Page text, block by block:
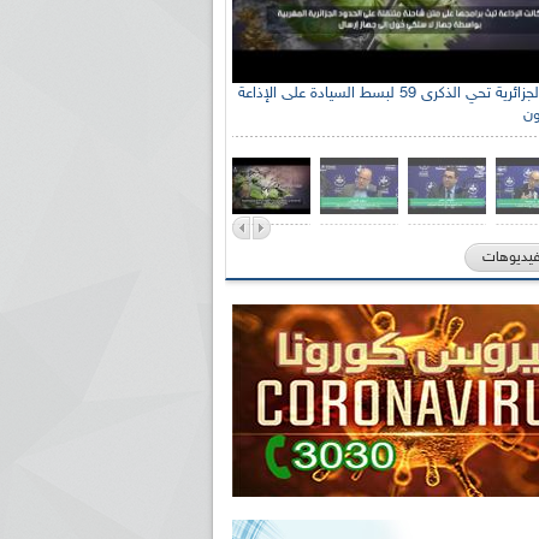
الإذاعة الجزائرية تحي الذكرى 59 لبسط السيادة على الإذاعة